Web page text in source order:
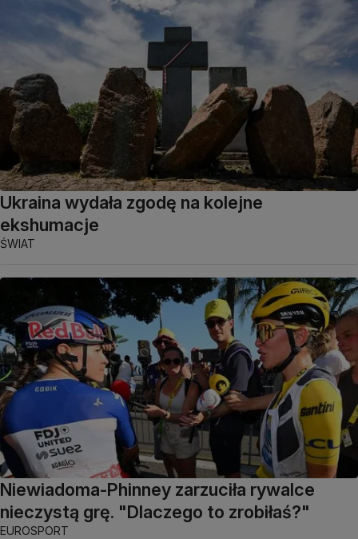
Ukraina wydała zgodę na kolejne
ekshumacje
ŚWIAT
Niewiadoma-Phinney zarzuciła rywalce
nieczystą grę. "Dlaczego to zrobiłaś?"
EUROSPORT